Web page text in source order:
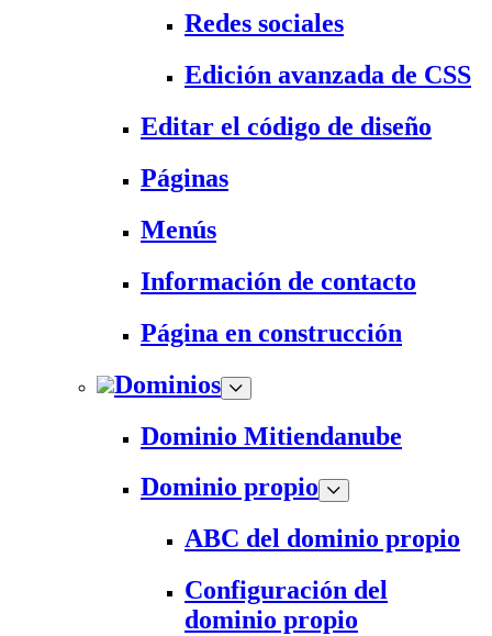
Redes sociales
Edición avanzada de CSS
Editar el código de diseño
Páginas
Menús
Información de contacto
Página en construcción
Dominios
Dominio Mitiendanube
Dominio propio
ABC del dominio propio
Configuración del
dominio propio